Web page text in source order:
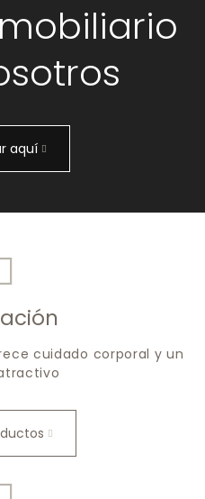
aquí
cuidado corporal y un